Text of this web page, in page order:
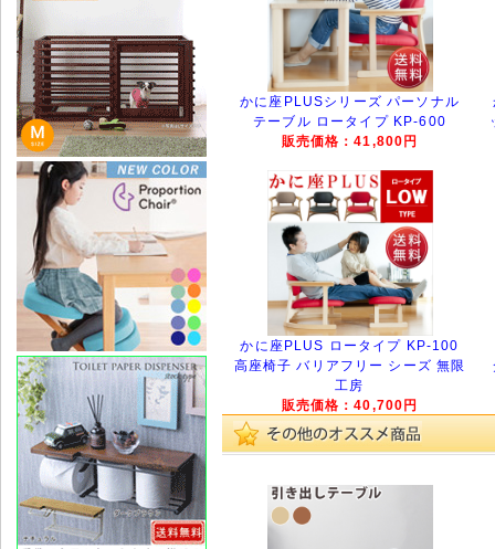
かに座PLUSシリーズ パーソナル
テーブル ロータイプ KP-600
販売価格：41,800円
かに座PLUS ロータイプ KP-100
高座椅子 バリアフリー シーズ 無限
工房
販売価格：40,700円